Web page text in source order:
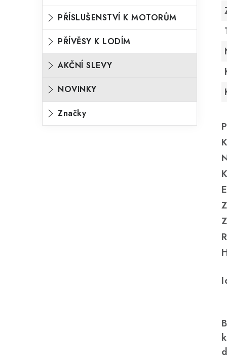
PŘÍSLUŠENSTVÍ K MOTORŮM
PŘÍVĚSY K LODÍM
AKČNÍ SLEVY
NOVINKY
Značky